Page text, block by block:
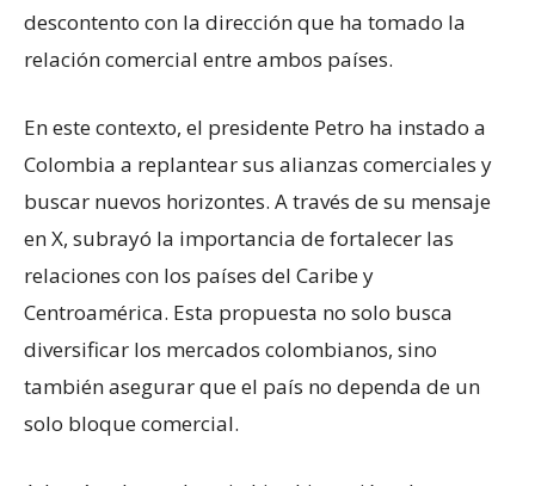
descontento con la dirección que ha tomado la
relación comercial entre ambos países.
En este contexto, el presidente Petro ha instado a
Colombia a replantear sus alianzas comerciales y
buscar nuevos horizontes. A través de su mensaje
en X, subrayó la importancia de fortalecer las
relaciones con los países del Caribe y
Centroamérica. Esta propuesta no solo busca
diversificar los mercados colombianos, sino
también asegurar que el país no dependa de un
solo bloque comercial.